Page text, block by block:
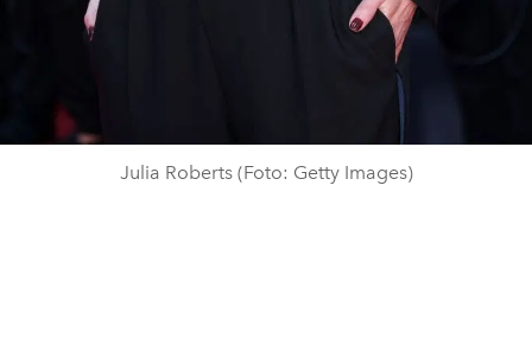
Julia Roberts (Foto: Getty Images)